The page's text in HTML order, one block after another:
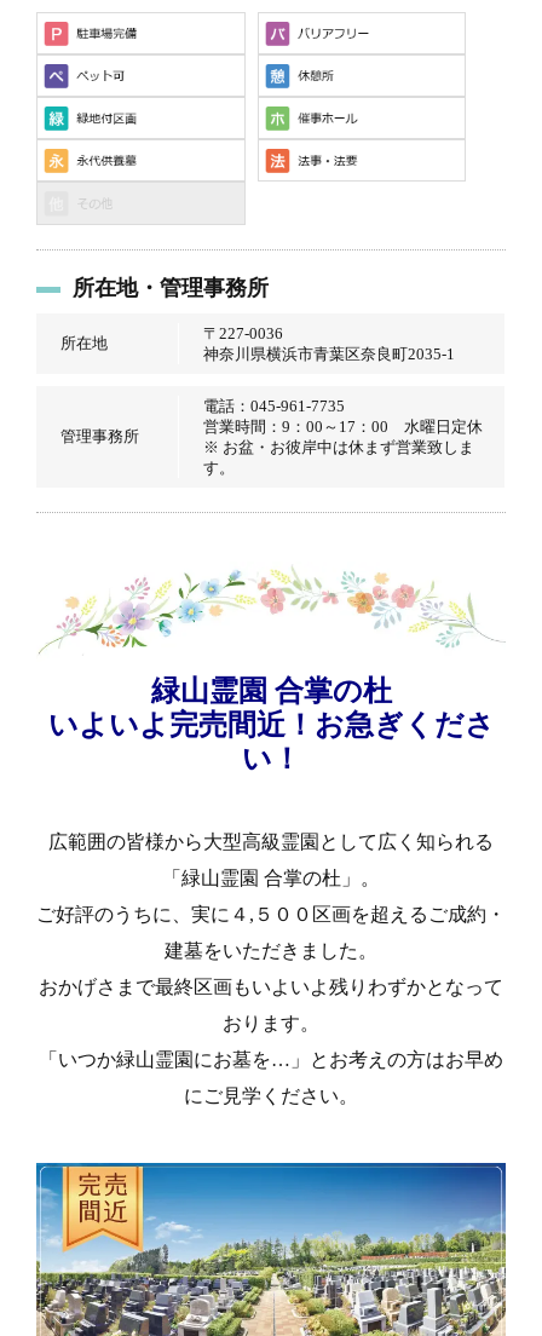
所在地・管理事務所
所在地
〒227-0036
神奈川県横浜市青葉区奈良町2035-1
管理事務所
電話：045-961-7735
営業時間：9：00～17：00 水曜日定休
※ お盆・お彼岸中は休まず営業致しま
す。
緑山霊園 合掌の杜
いよいよ完売間近！お急ぎくださ
い！
広範囲の皆様から大型高級霊園として広く知られる
「緑山霊園 合掌の杜」。
ご好評のうちに、実に４,５００区画を超えるご成約・
建墓をいただきました。
おかげさまで最終区画もいよいよ残りわずかとなって
おります。
「いつか緑山霊園にお墓を…」とお考えの方はお早め
にご見学ください。